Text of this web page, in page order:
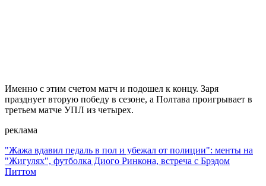
Именно с этим счетом матч и подошел к концу. Заря
празднует вторую победу в сезоне, а Полтава проигрывает в
третьем матче УПЛ из четырех.
реклама
"Жажа вдавил педаль в пол и убежал от полиции": менты на
"Жигулях", футболка Диого Ринкона, встреча с Брэдом
Питтом